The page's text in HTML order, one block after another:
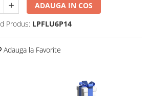
ADAUGA IN COS
Produs: LPFLU6P14
Adauga la Favorite